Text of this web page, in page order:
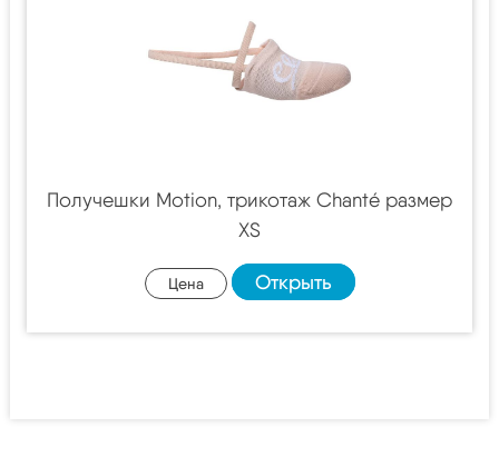
Получешки Motion, трикотаж Chanté размер
XS
Цена Открыть